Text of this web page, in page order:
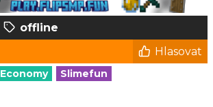
offline
Hlasovat
Economy Slimefun